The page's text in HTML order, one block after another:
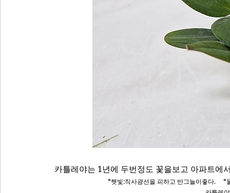
카틀레야는 1년에 두번정도 꽃을보고 아파트에
*햇빛:직사광선을 피하고 반그늘이좋다. *